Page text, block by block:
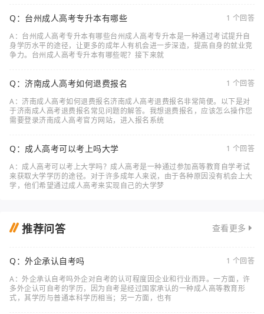
Q：台州成人高考专升本有哪些
1 个回答
A：台州成人高考专升本有哪些台州成人高考专升本是一种通过考试提升自
身学历水平的途径，让更多的成年人有机会进一步深造，提高自身的就业竞
争力。台州成人高考专升本有哪些呢？接下来就
Q：济南成人高考如何退费报名
1 个回答
A：济南成人高考如何退费报名济南成人高考退费报名非常简便。以下是对
于济南成人高考退费报名常见问题的解答。我想退费报名，应该怎么操作您
需要登录济南成人高考官方网站，进入报名系统
Q：成人高考可以考上吗大学
1 个回答
A：成人高考可以考上大学吗？成人高考是一种通过参加高等教育自学考试
来获取大学学历的途径。对于许多成年人来说，由于各种原因没有机会上大
学，他们希望通过成人高考来实现自己的大学梦
推荐问答 查看更多
Q：外企承认自考吗
1 个回答
A：外企承认自考吗外企对自考的认可程度因企业和行业而异。一方面，许
多外企认可自考的学历，因为自考是经过国家承认的一种成人高等教育形
式，其学历与普通本科学历相当；另一方面，也有